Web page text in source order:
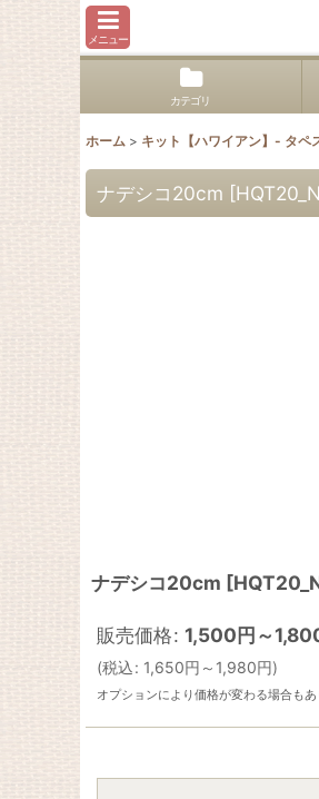
メニュー
カテゴリ
ホーム > キット【ハワイアン】- タペ
ナデシコ20cm [
ナデシコ20cm [
販売価格: 1,500円～
(税込: 1,650円 ～1,980円)
オプションにより価格が変わる場合もあ